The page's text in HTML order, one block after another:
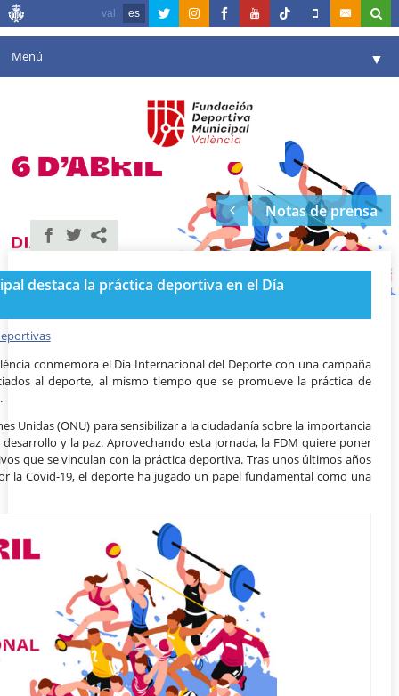
val es
Menú ▼
Instalaciones
▼
Valencia en deporte
Portal de Transparencia
Reservas
Notas de prensa
destaca la práctica deportiva en el Día
conmemora el Día Internacional del Deporte con una campaña
al deporte, al mismo tiempo que se promueve la práctica de
Unidas (ONU) para sensibilizar a la ciudadanía sobre la importancia
y la paz. Aprovechando esta jornada, la FDM quiere poner
que se vinculan con la práctica deportiva. Tras unos últimos años
la Covid-19, el deporte ha jugado un papel fundamental como una